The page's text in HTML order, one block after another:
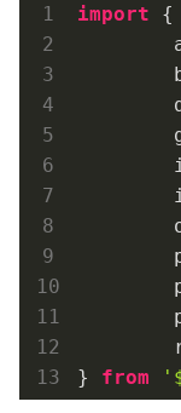
import {
} from